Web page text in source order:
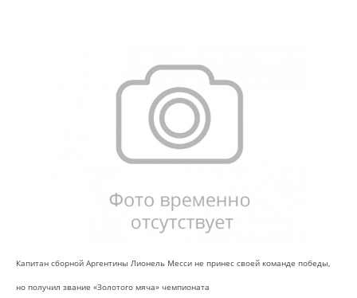
Капитан сборной Аргентины Лионель Месси не принес своей команде победы,
но получил звание «Золотого мяча» чемпионата